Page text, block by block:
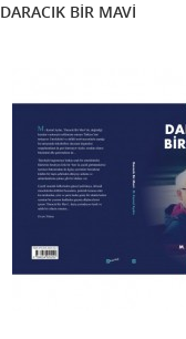
DARACIK BİR MAVİ